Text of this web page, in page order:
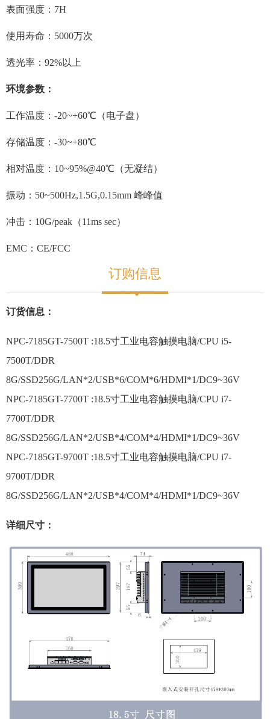
表面强度：7H
使用寿命：5000万次
透光率：92%以上
环境参数：
工作温度：-20~+60℃（电子盘）
存储温度：-30~+80℃
相对温度：10~95%@40℃（无凝结）
振动：50~500Hz,1.5G,0.15mm 峰峰值
冲击：10G/peak（11ms sec）
EMC：CE/FCC
订购信息
订货信息：
NPC-7185GT-7500T :18.5寸工业电容触摸电脑/CPU i5-
7500T/DDR
8G/SSD256G/LAN*2/USB*6/COM*6/HDMI*1/DC9~36V
NPC-7185GT-7700T :18.5寸工业电容触摸电脑/CPU i7-
7700T/DDR
8G/SSD256G/LAN*2/USB*4/COM*4/HDMI*1/DC9~36V
NPC-7185GT-9700T :18.5寸工业电容触摸电脑/CPU i7-
9700T/DDR
8G/SSD256G/LAN*2/USB*4/COM*4/HDMI*1/DC9~36V
详细尺寸：